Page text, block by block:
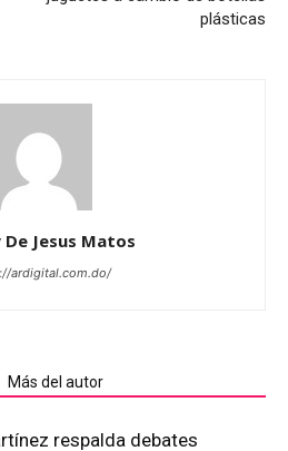
plásticas
Jesus Matos
ardigital.com.do/
Más del autor
respalda debates